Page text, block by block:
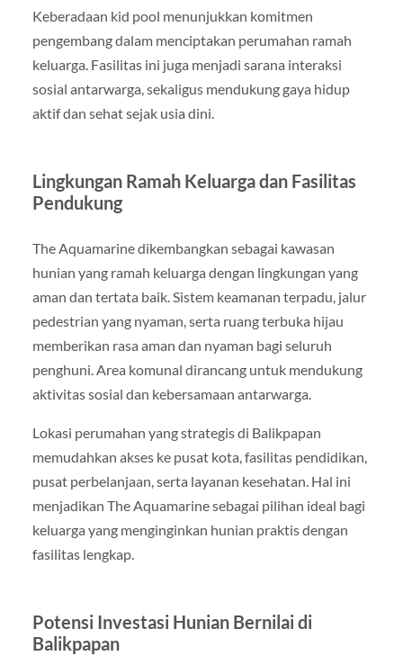
Keberadaan kid pool menunjukkan komitmen
pengembang dalam menciptakan perumahan ramah
keluarga. Fasilitas ini juga menjadi sarana interaksi
sosial antarwarga, sekaligus mendukung gaya hidup
aktif dan sehat sejak usia dini.
Lingkungan Ramah Keluarga dan Fasilitas
Pendukung
The Aquamarine dikembangkan sebagai kawasan
hunian yang ramah keluarga dengan lingkungan yang
aman dan tertata baik. Sistem keamanan terpadu, jalur
pedestrian yang nyaman, serta ruang terbuka hijau
memberikan rasa aman dan nyaman bagi seluruh
penghuni. Area komunal dirancang untuk mendukung
aktivitas sosial dan kebersamaan antarwarga.
Lokasi perumahan yang strategis di Balikpapan
memudahkan akses ke pusat kota, fasilitas pendidikan,
pusat perbelanjaan, serta layanan kesehatan. Hal ini
menjadikan The Aquamarine sebagai pilihan ideal bagi
keluarga yang menginginkan hunian praktis dengan
fasilitas lengkap.
Potensi Investasi Hunian Bernilai di
Balikpapan